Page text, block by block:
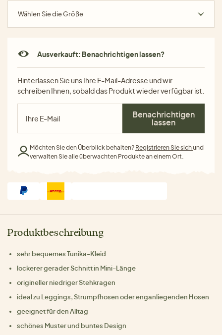
Wählen Sie die Größe
Ausverkauft: Benachrichtigen lassen?
Hinterlassen Sie uns Ihre E-Mail-Adresse und wir
schreiben Ihnen, sobald das Produkt wieder verfügbar ist.
Benachrichtigen
lassen
Möchten Sie den Überblick behalten? Registrieren Sie sichund
verwalten Sie alle überwachten Produkte an einem Ort.
Produktbeschreibung
sehr bequemes Tunika-Kleid
lockerer gerader Schnitt in Mini-Länge
origineller niedriger Stehkragen
ideal zu Leggings, Strumpfhosen oder enganliegenden Hosen
geeignet für den Alltag
schönes Muster und buntes Design